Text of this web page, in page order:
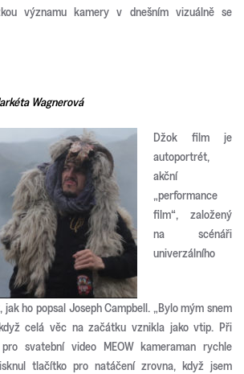
významu kamery v dnešním vizuálně se
Wagnerová
Džok film je
autoportrét,
akční
„performance
film“, založený
na scénáři
univerzálního
ho popsal Joseph Campbell. „Bylo mým snem
celá věc na začátku vznikla jako vtip. Při
svatební video MEOW kameraman rychle
tlačítko pro natáčení zrovna, když jsem